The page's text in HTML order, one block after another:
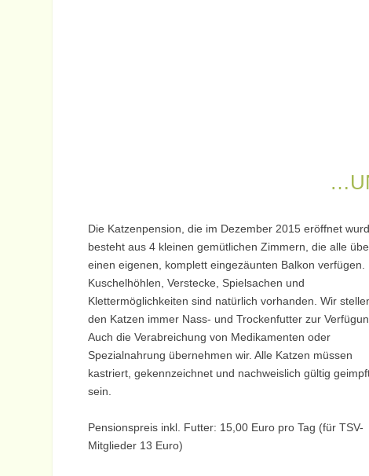
Die Katzenpension, die im Dezember 2015 eröffnet
besteht aus 4 kleinen gemütlichen Zimmern, die alle
einen eigenen, komplett eingezäunten Balkon verfügen.
Kuschelhöhlen, Verstecke, Spielsachen und
Klettermöglichkeiten sind natürlich vorhanden. Wir
den Katzen immer Nass- und Trockenfutter zur
Auch die Verabreichung von Medikamenten oder
Spezialnahrung übernehmen wir. Alle Katzen müssen
kastriert, gekennzeichnet und nachweislich gültig
sein.
Pensionspreis inkl. Futter: 15,00 Euro pro Tag (für TSV-
Mitglieder 13 Euro)